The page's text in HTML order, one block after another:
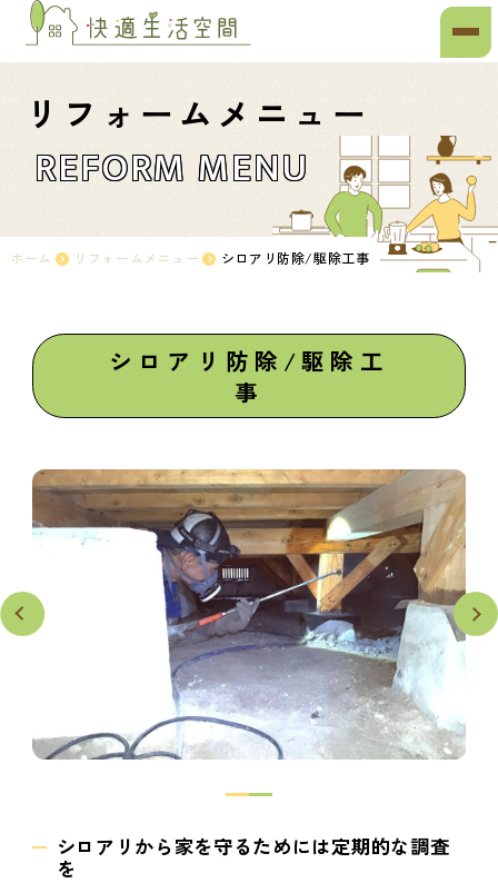
リフォームメニュー
REFORM MENU
ホーム リフォームメニュー シロアリ防除/駆除工事
シロアリ防除/駆除工
事
シロアリから家を守るためには定期的な調査
を